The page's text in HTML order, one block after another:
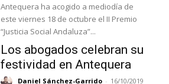
Antequera ha acogido a mediodía de
este viernes 18 de octubre el II Premio
“Justicia Social Andaluza”...
Los abogados celebran su
festividad en Antequera
Daniel Sánchez-Garrido - 16/10/2019